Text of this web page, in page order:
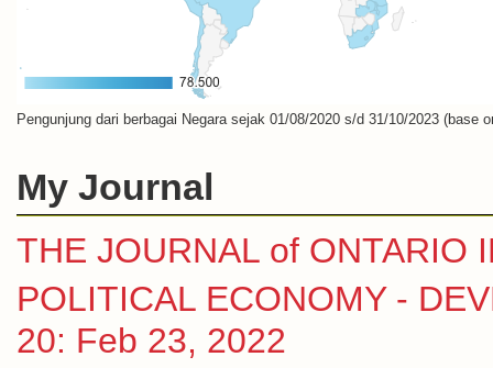
Pengunjung dari berbagai Negara sejak 01/08/2020 s/d 31/10/2023 (base
My Journal
THE JOURNAL of ONTARIO
POLITICAL ECONOMY -
20: Feb 23, 2022